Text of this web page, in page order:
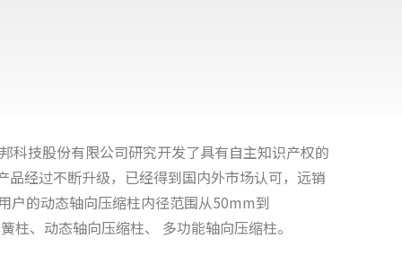
科技股份有限公司研究开发了具有自主知识产权的
经过不断升级，已经得到国内外市场认可，远销
户的动态轴向压缩柱内径范围从50mm到
、动态轴向压缩柱、 多功能轴向压缩柱。